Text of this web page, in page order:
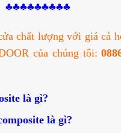
♣♣♣♣♣♣♣♣♣
chất lượng với giá cả
của chúng tôi:
là gì?
là gì?